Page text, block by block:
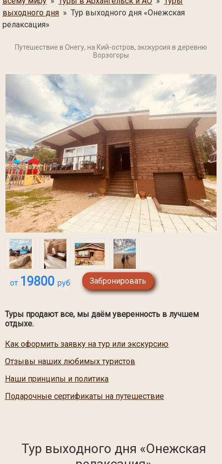
выходного дня » Тур выходного дня «Онежская
релаксация»
Путешествие в Онегу, на Кий-остров, экскурсия в деревню
Ворзогоры
от 19800 руб Забронировать
Туры продают все, мы даём уверенность в лучшем
отдыхе.
Как оформить заявку на тур или экскурсию
Отзывы наших любимых туристов
Наши принципы и политика
Подарочные сертификаты на путешествие
Тур выходного дня «Онежская